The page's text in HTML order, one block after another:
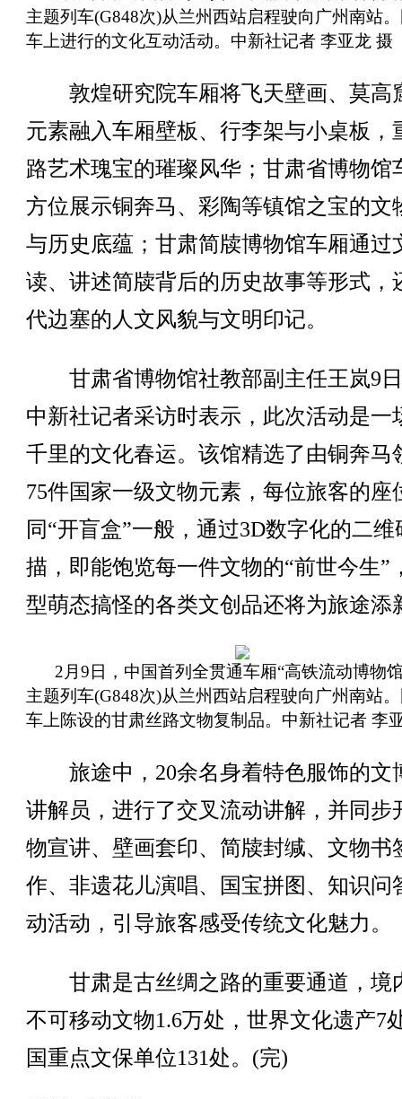
主题列车(G848次)从兰州西站启程驶向广州南站
车上进行的文化互动活动。中新社记者 李亚龙 摄
敦煌研究院车厢将飞天壁画、莫高
元素融入车厢壁板、行李架与小桌板，
路艺术瑰宝的璀璨风华；甘肃省博物馆
方位展示铜奔马、彩陶等镇馆之宝的文
与历史底蕴；甘肃简牍博物馆车厢通过
读、讲述简牍背后的历史故事等形式，
代边塞的人文风貌与文明印记。
甘肃省博物馆社教部副主任王岚9
中新社记者采访时表示，此次活动是一
千里的文化春运。该馆精选了由铜奔马
75件国家一级文物元素，每位旅客的座
同“开盲盒”一般，通过3D数字化的二维
描，即能饱览每一件文物的“前世今生”
型萌态搞怪的各类文创品还将为旅途添
2月9日，中国首列全贯通车厢“高铁流动博物
主题列车(G848次)从兰州西站启程驶向广州南站
车上陈设的甘肃丝路文物复制品。中新社记者 李
旅途中，20余名身着特色服饰的文
讲解员，进行了交叉流动讲解，并同步
物宣讲、壁画套印、简牍封缄、文物书
作、非遗花儿演唱、国宝拼图、知识问
动活动，引导旅客感受传统文化魅力。
甘肃是古丝绸之路的重要通道，境
不可移动文物1.6万处，世界文化遗产7
国重点文保单位131处。(完)